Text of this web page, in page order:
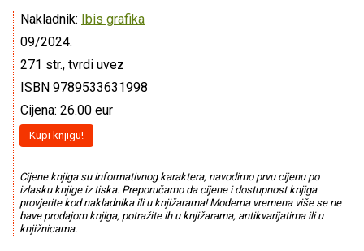
Nakladnik: Ibis grafika
09/2024.
271 str., tvrdi uvez
ISBN 9789533631998
Cijena: 26.00 eur
Kupi knjigu!
Cijene knjiga su informativnog karaktera, navodimo prvu cijenu po
izlasku knjige iz tiska. Preporučamo da cijene i dostupnost knjiga
provjerite kod nakladnika ili u knjižarama! Moderna vremena više se ne
bave prodajom knjiga, potražite ih u knjižarama, antikvarijatima ili u
knjižnicama.